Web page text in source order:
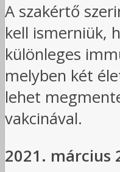
A szakértő
kell ismerniük,
különleges
melyben két
lehet
vakcinával.
2021. március